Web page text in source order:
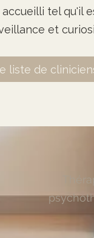
tel qu'il
et
liste de